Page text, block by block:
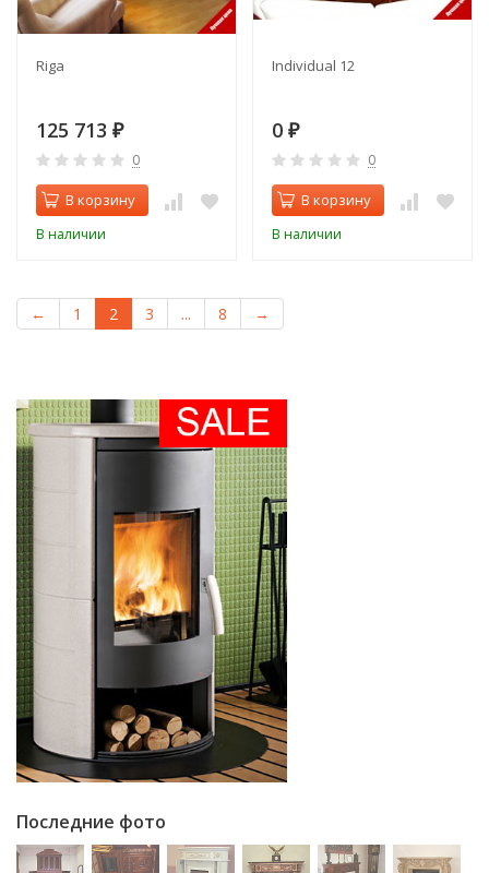
Riga
125 713 ₽
0
В корзину
В наличии
Individual 12
0 ₽
0
В корзину
В наличии
← 1 2 3 ... 8 →
Последние фото